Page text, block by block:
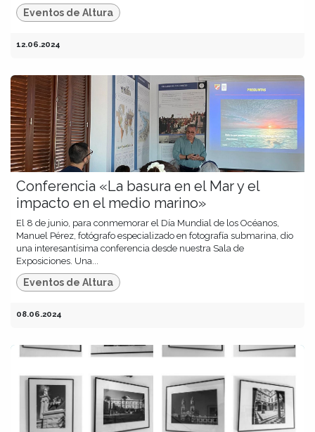
Eventos de Altura
12.06.2024
Conferencia «La basura en el Mar y el
impacto en el medio marino»
El 8 de junio, para conmemorar el Día Mundial de los Océanos,
Manuel Pérez, fotógrafo especializado en fotografía submarina, dio
una interesantísima conferencia desde nuestra Sala de
Exposiciones. Una...
Eventos de Altura
08.06.2024